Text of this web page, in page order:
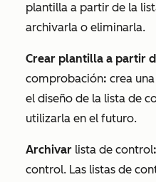
plantilla a partir de la
archivarla o eliminarla.
Crear plantilla a partir
comprobación: crea
el diseño de la lista de
utilizarla en el futuro.
Archivar lista de control:
control. Las listas de